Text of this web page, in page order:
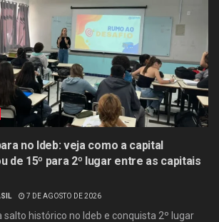
no Ideb: veja como a capital
de 15º para 2º lugar entre as capitais
7 DE AGOSTO DE 2026
salto histórico no Ideb e conquista 2º lugar